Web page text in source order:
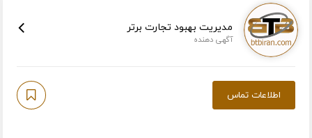
مدیریت بهبود تجارت برتر
آگهی دهنده
اطلاعات تماس